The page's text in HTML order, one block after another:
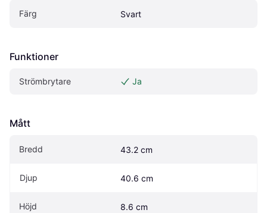
Färg Svart
Funktioner
Strömbrytare Ja
Mått
Bredd 43.2 cm
Djup 40.6 cm
Höjd 8.6 cm